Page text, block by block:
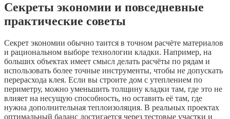
Секреты экономии и повседневные
практические советы
Секрет экономии обычно таится в точном расчёте материалов
и рациональном выборе технологии кладки. Например, на
больших объектах имеет смысл делать расчёты по рядам и
использовать более точные инструменты, чтобы не допускать
перерасхода клея. Если вы строите дом с утеплением по
периметру, можно уменьшить толщину кладки там, где это не
влияет на несущую способность, но оставить её там, где
нужна дополнительная теплоизоляция. В реальных проектах
оптимальный баланс достигается через тестовые участки и